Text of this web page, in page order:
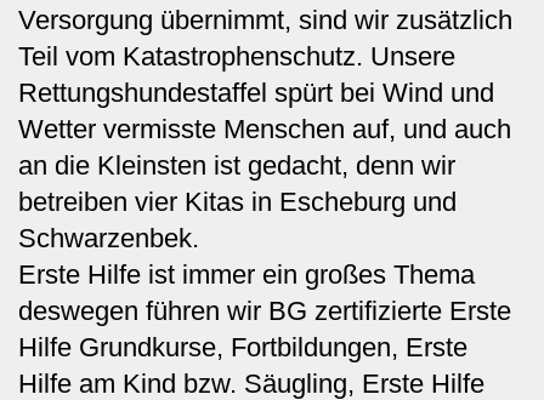
Versorgung übernimmt, sind wir zusätzlich
Teil vom Katastrophenschutz. Unsere
Rettungshundestaffel spürt bei Wind und
Wetter vermisste Menschen auf, und auch
an die Kleinsten ist gedacht, denn wir
betreiben vier Kitas in Escheburg und
Schwarzenbek.
Erste Hilfe ist immer ein großes Thema
deswegen führen wir BG zertifizierte Erste
Hilfe Grundkurse, Fortbildungen, Erste
Hilfe am Kind bzw. Säugling, Erste Hilfe